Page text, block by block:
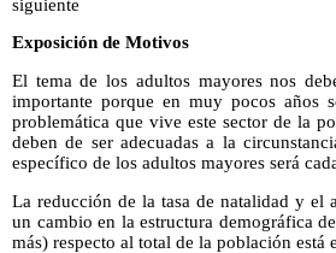
siguiente
Exposición de Motivos
El tema de los adultos mayores nos
importante porque en muy pocos años
problemática que vive este sector de la
deben de ser adecuadas a la
específico de los adultos mayores será
La reducción de la tasa de natalidad y el
un cambio en la estructura demográfica
más) respecto al total de la población está